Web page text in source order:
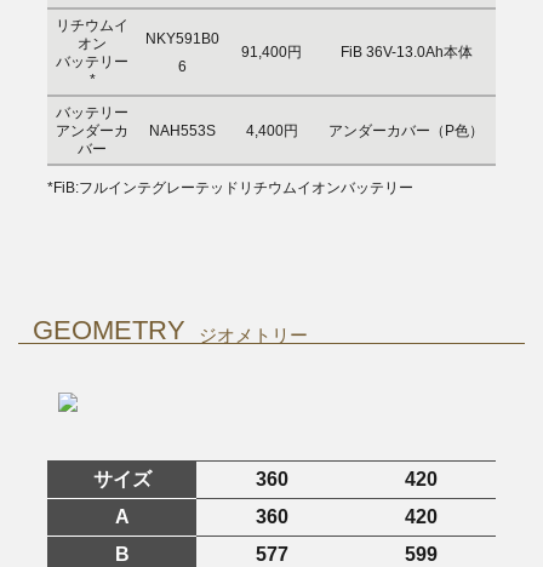
リチウムイ
オン
バッテリー
*
NKY591B0
6
91,400円 FiB 36V-13.0Ah本体
バッテリー
アンダーカ
バー
NAH553S 4,400円 アンダーカバー（P色）
*FiB:フルインテグレーテッドリチウムイオンバッテリー
GEOMETRY ジオメトリー
サイズ 360
420
A
360
420
B
577
599